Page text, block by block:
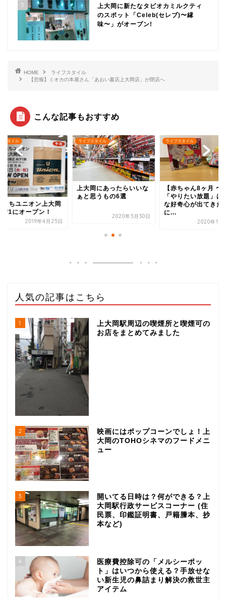
5
上大岡に新たなタピオカミルクティ
のスポット「Celeb(セレブ)〜縁
味〜」がオープン!
HOME
ライフスタイル
【悲報】ミオカの本屋さん「あおい書店上大岡店」が閉店へ
こんな記事もおすすめ
スタイル
まちユニオン上大岡
5/1にオープン！
2019年4月25日
ライフスタイル
上大岡にあったらいいな
ぁと思うもの6選
2020年3月30日
ライフスタイル
【赤ちゃん8ヶ月 〜
「やりたい放題」は
な好奇心が出てきた
に...
2020年11
人気の記事はこちら
1
上大岡駅周辺の喫煙所と喫煙可の
お店をまとめてみました
2
映画にはポップコーンでしょ！上
大岡のTOHOシネマのフードメニ
ュー
3
開いてる日時は？何ができる？上
大岡駅行政サービスコーナー (住
民票、印鑑証明書、戸籍謄本、抄
本など)
4
医療費控除可の「メルシーポッ
ト」はいつから使える？手放せな
い新生児の鼻詰まり解決の救世主
アイテム
グルメ
ランチ
居酒屋